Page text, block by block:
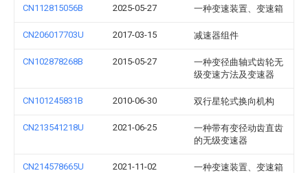
CN112815056B 2025-05-27 一种变速装置、变速箱
CN206017703U 2017-03-15 减速器组件
CN102878268B 2015-05-27
一种变径曲轴式齿轮无
级变速方法及变速器
CN101245831B 2010-06-30 双行星轮式换向机构
CN213541218U 2021-06-25
一种带有变径动齿直齿
的无级变速器
CN214578665U 2021-11-02 一种变速装置、变速箱